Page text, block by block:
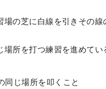
場の芝に白線を引きその線
場所を打つ練習を進めてい
同じ場所を叩くこと